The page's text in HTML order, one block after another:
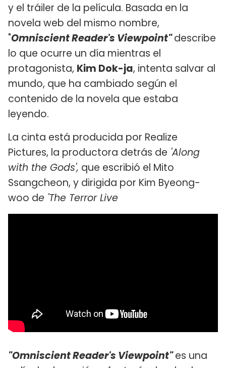
y el tráiler de la película. Basada en la
novela web del mismo nombre,
"Omniscient Reader's Viewpoint"describe
lo que ocurre un día mientras el
protagonista, Kim Dok-ja, intenta salvar al
mundo, que ha cambiado según el
contenido de la novela que estaba
leyendo.
La cinta está producida por Realize
Pictures, la productora detrás de 'Along
with the Gods', que escribió el Mito
Ssangcheon, y dirigida por Kim Byeong-
woo de 'The Terror Live
"Omniscient Reader's Viewpoint"es una